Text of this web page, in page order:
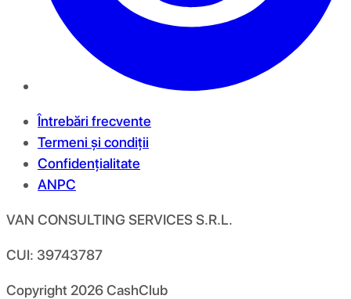
Întrebări frecvente
Termeni și condiții
Confidențialitate
ANPC
VAN CONSULTING SERVICES S.R.L.
CUI: 39743787
Copyright 2026CashClub